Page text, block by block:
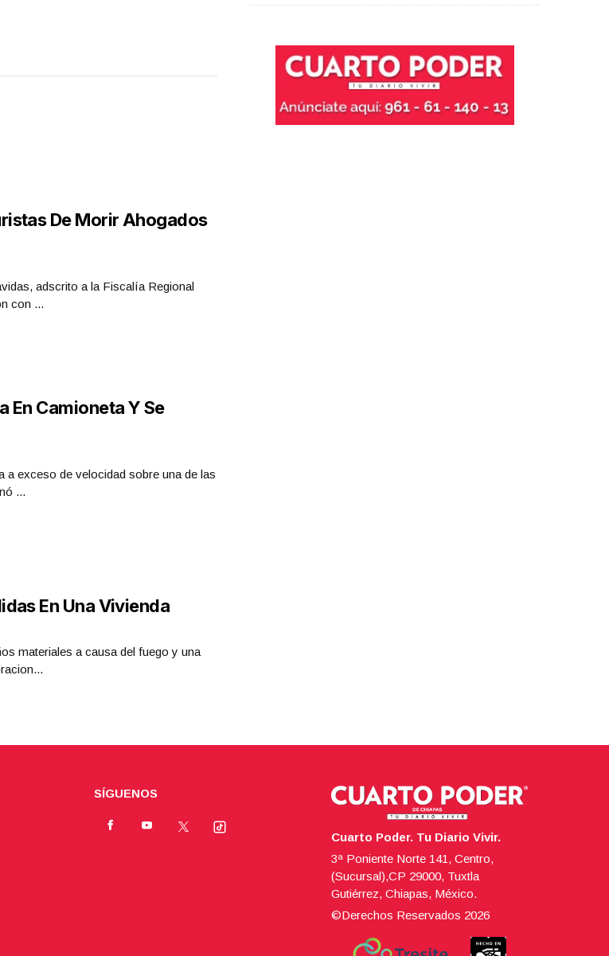
De Morir Ahogados
adscrito a la Fiscalía Regional
con ...
En Camioneta Y Se
a exceso de velocidad sobre una de las
...
En Una Vivienda
materiales a causa del fuego y una
SÍGUENOS
Cuarto Poder. Tu Diario Vivir.
3ª Poniente Norte 141, Centro,
(Sucursal),CP 29000, Tuxtla
Gutiérrez, Chiapas, México.
©Derechos Reservados 2026